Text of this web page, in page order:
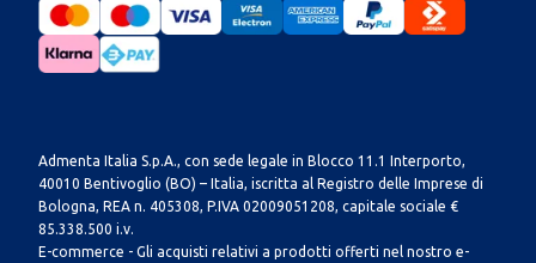
Admenta Italia S.p.A., con sede legale in Blocco 11.1 Interporto,
40010 Bentivoglio (BO) – Italia, iscritta al Registro delle Imprese di
Bologna, REA n. 405308, P.IVA 02009051208, capitale sociale €
85.338.500 i.v.
E-commerce - Gli acquisti relativi a prodotti offerti nel nostro e-